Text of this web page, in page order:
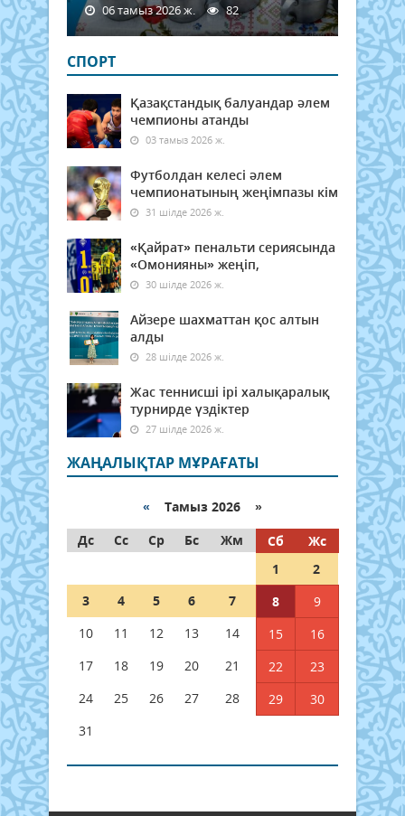
06 тамыз 2026 ж. 82
СПОРТ
Қазақстандық балуандар әлем
чемпионы атанды
03 тамыз 2026 ж.
Футболдан келесі әлем
чемпионатының жеңімпазы кім
31 шілде 2026 ж.
«Қайрат» пенальти сериясында
«Омонияны» жеңіп,
30 шілде 2026 ж.
Айзере шахматтан қос алтын
алды
28 шілде 2026 ж.
Жас теннисші ірі халықаралық
турнирде үздіктер
27 шілде 2026 ж.
ЖАҢАЛЫҚТАР МҰРАҒАТЫ
« Тамыз 2026 »
Дс
Сс Ср Бс Жм Сб
Жс
1
2
3
4 5 6 7 8
9
10
11 12 13 14 15
16
17
18 19 20 21 22
23
24
25 26 27 28 29
30
31